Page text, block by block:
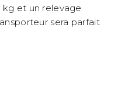
et un relevage
sera parfait